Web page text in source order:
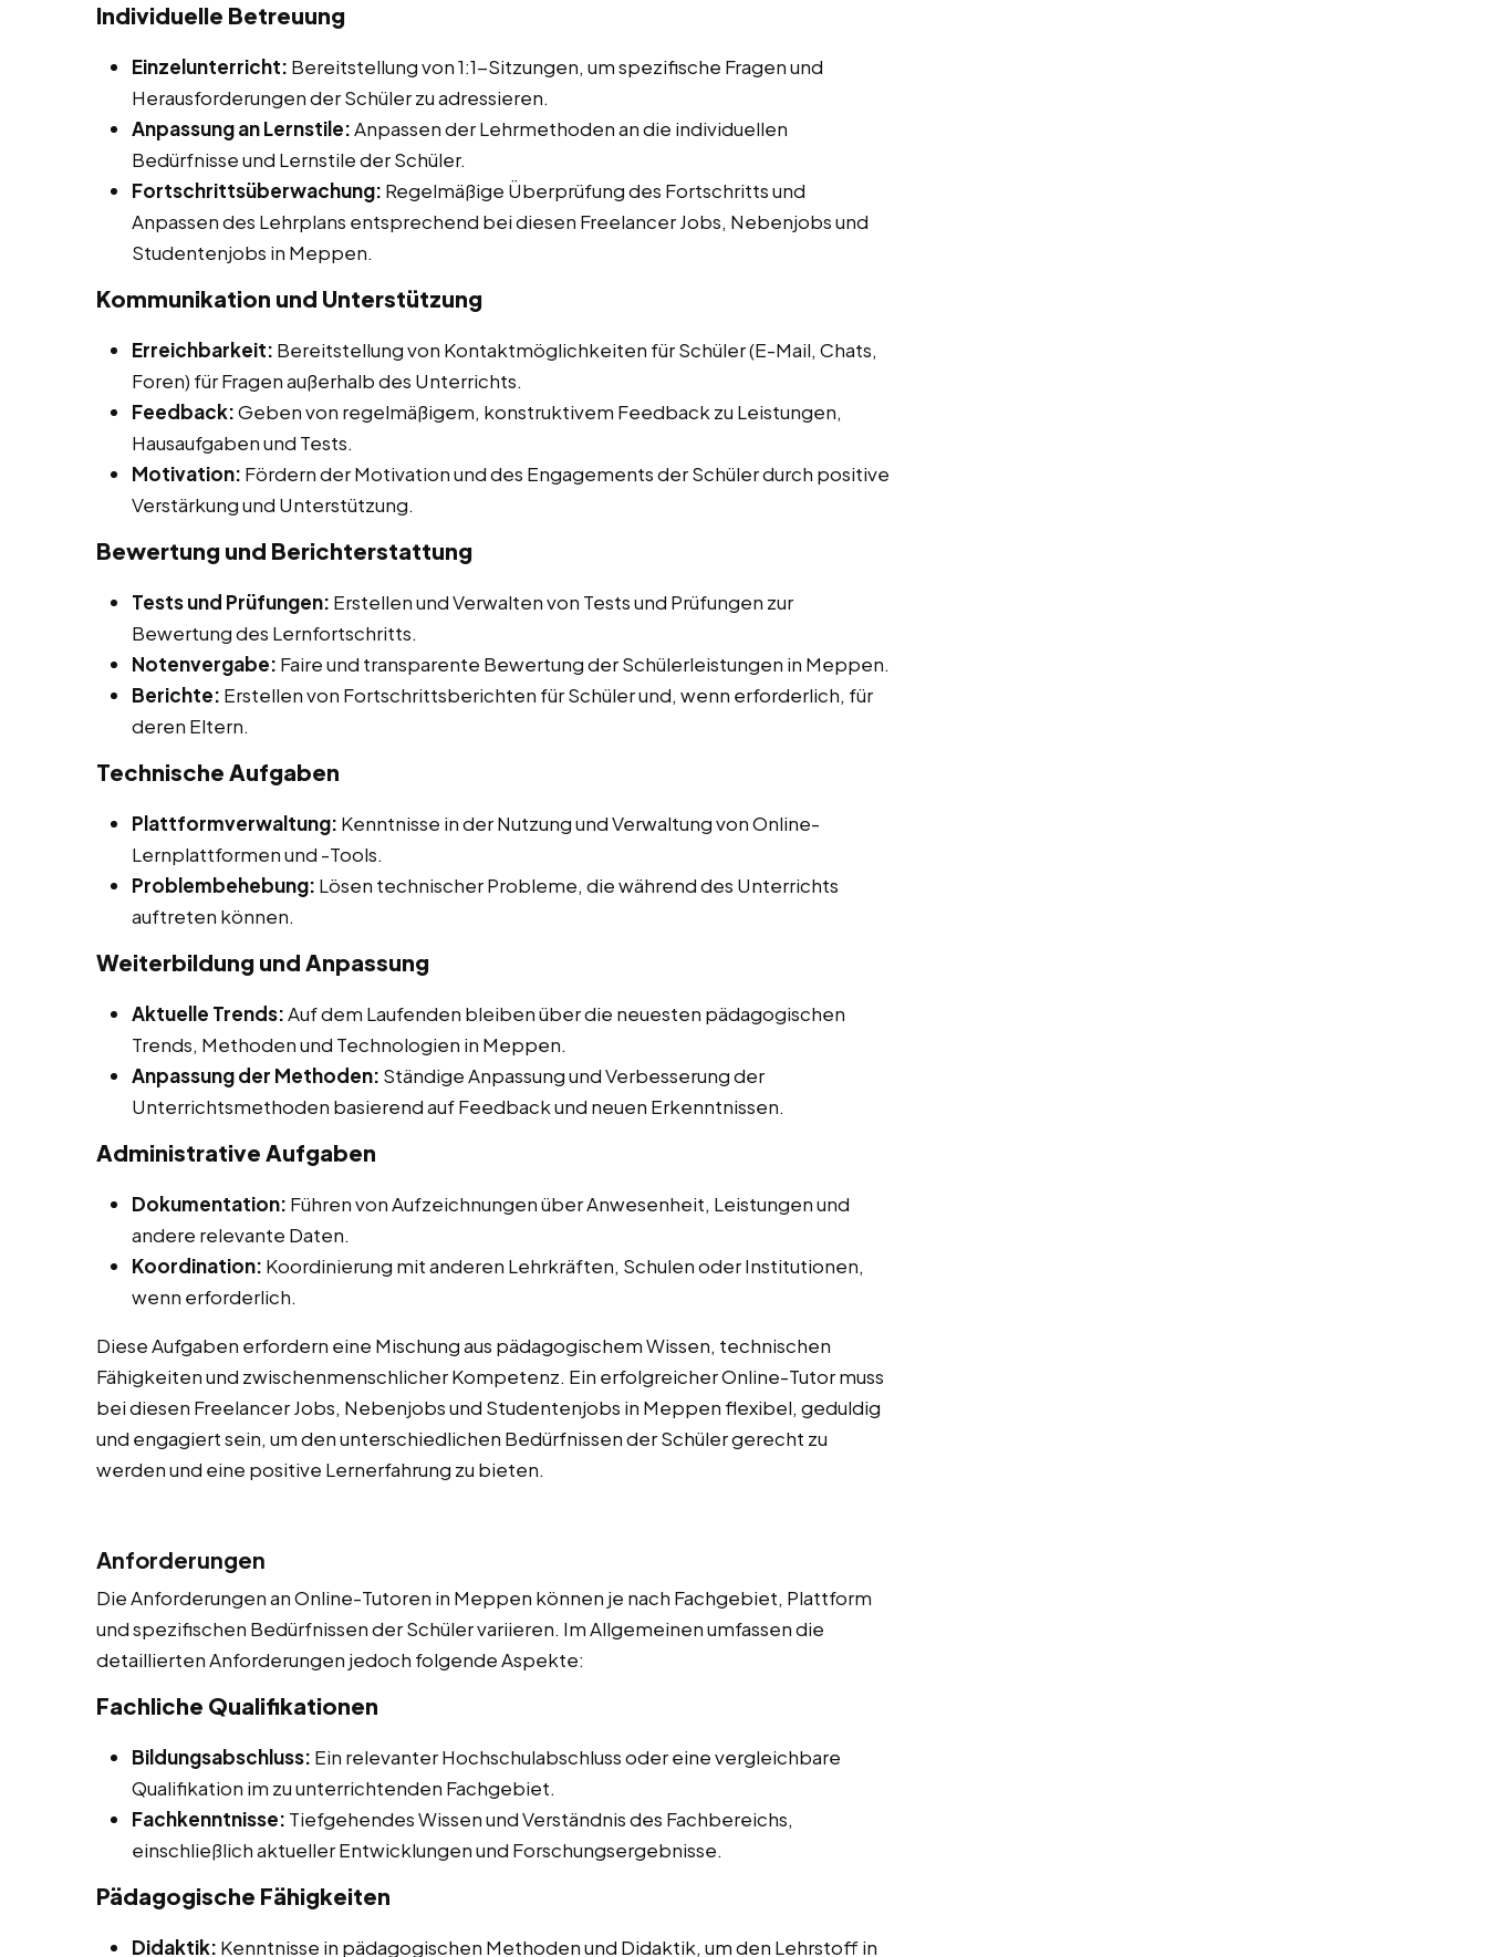
Individuelle Betreuung
Einzelunterricht: Bereitstellung von 1:1-Sitzungen, um spezifische Fragen und
Herausforderungen der Schüler zu adressieren.
Anpassung an Lernstile:Anpassen der Lehrmethoden an die individuellen
Bedürfnisse und Lernstile der Schüler.
Fortschrittsüberwachung: Regelmäßige Überprüfung des Fortschritts und
Anpassen des Lehrplans entsprechend bei diesen Freelancer Jobs, Nebenjobs und
Studentenjobs in Meppen.
Kommunikation und Unterstützung
Erreichbarkeit: Bereitstellung von Kontaktmöglichkeiten für Schüler (E-Mail, Chats,
Foren) für Fragen außerhalb des Unterrichts.
Feedback:Geben von regelmäßigem, konstruktivem Feedback zu Leistungen,
Hausaufgaben und Tests.
Motivation: Fördern der Motivation und des Engagements der Schüler durch positive
Verstärkung und Unterstützung.
Bewertung und Berichterstattung
Tests und Prüfungen: Erstellen und Verwalten von Tests und Prüfungen zur
Bewertung des Lernfortschritts.
Notenvergabe: Faire und transparente Bewertung der Schülerleistungen in Meppen.
Berichte: Erstellen von Fortschrittsberichten für Schüler und, wenn erforderlich, für
deren Eltern.
Technische Aufgaben
Plattformverwaltung: Kenntnisse in der Nutzung und Verwaltung von Online-
Lernplattformen und -Tools.
Problembehebung: Lösen technischer Probleme, die während des Unterrichts
auftreten können.
Weiterbildung und Anpassung
Aktuelle Trends:Auf dem Laufenden bleiben über die neuesten pädagogischen
Trends, Methoden und Technologien in Meppen.
Anpassung der Methoden: Ständige Anpassung und Verbesserung der
Unterrichtsmethoden basierend auf Feedback und neuen Erkenntnissen.
Administrative Aufgaben
Dokumentation: Führen von Aufzeichnungen über Anwesenheit, Leistungen und
andere relevante Daten.
Koordination: Koordinierung mit anderen Lehrkräften, Schulen oder Institutionen,
wenn erforderlich.
Diese Aufgaben erfordern eine Mischung aus pädagogischem Wissen, technischen
Fähigkeiten und zwischenmenschlicher Kompetenz. Ein erfolgreicher Online-Tutor muss
bei diesen Freelancer Jobs, Nebenjobs und Studentenjobs in Meppen flexibel, geduldig
und engagiert sein, um den unterschiedlichen Bedürfnissen der Schüler gerecht zu
werden und eine positive Lernerfahrung zu bieten.
Anforderungen
Die Anforderungen an Online-Tutoren in Meppen können je nach Fachgebiet, Plattform
und spezifischen Bedürfnissen der Schüler variieren. Im Allgemeinen umfassen die
detaillierten Anforderungen jedoch folgende Aspekte:
Fachliche Qualifikationen
Bildungsabschluss: Ein relevanter Hochschulabschluss oder eine vergleichbare
Qualifikation im zu unterrichtenden Fachgebiet.
Fachkenntnisse: Tiefgehendes Wissen und Verständnis des Fachbereichs,
einschließlich aktueller Entwicklungen und Forschungsergebnisse.
Pädagogische Fähigkeiten
Didaktik: Kenntnisse in pädagogischen Methoden und Didaktik, um den Lehrstoff in